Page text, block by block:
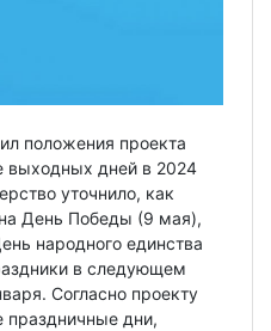
положения проекта
выходных дней в 2024
уточнило, как
День Победы (9 мая),
народного единства
в следующем
Согласно проекту
праздничные дни,